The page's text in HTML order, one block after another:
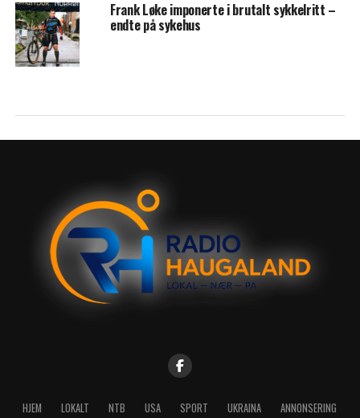
Frank Løke imponerte i brutalt sykkelritt –
endte på sykehus
HJEM LOKALT NTB USA SPORT UKRAINA ANNONSERING